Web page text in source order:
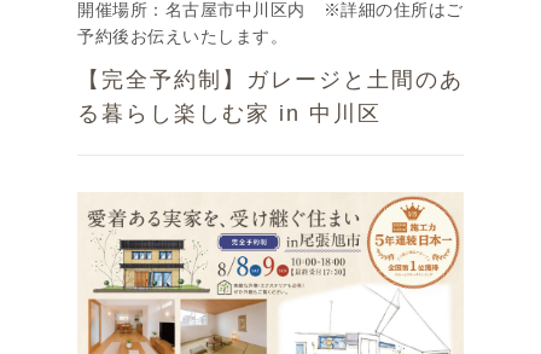
開催場所：名古屋市中川区内 ※詳細の住所はご
予約後お伝えいたします。
【完全予約制】ガレージと土間のあ
る暮らし楽しむ家 in 中川区